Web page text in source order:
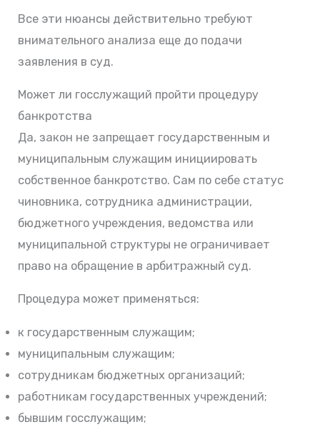
Все эти нюансы действительно требуют
внимательного анализа еще до подачи
заявления в суд.
Может ли госслужащий пройти процедуру
банкротства
Да, закон не запрещает государственным и
муниципальным служащим инициировать
собственное банкротство. Сам по себе статус
чиновника, сотрудника администрации,
бюджетного учреждения, ведомства или
муниципальной структуры не ограничивает
право на обращение в арбитражный суд.
Процедура может применяться:
к государственным служащим;
муниципальным служащим;
сотрудникам бюджетных организаций;
работникам государственных учреждений;
бывшим госслужащим;